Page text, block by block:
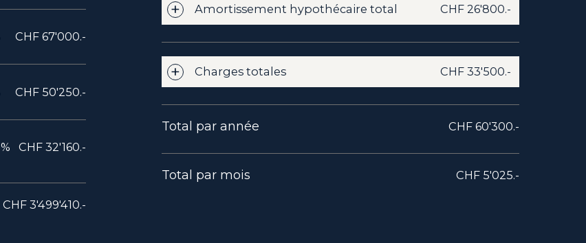
CHF 67'000.-
CHF 50'250.-
% CHF 32'160.-
CHF 3'499'410.-
Amortissement hypothécaire total CHF 26'800.-
Charges totales CHF 33'500.-
Total par année CHF 60'300.-
Total par mois CHF 5'025.-